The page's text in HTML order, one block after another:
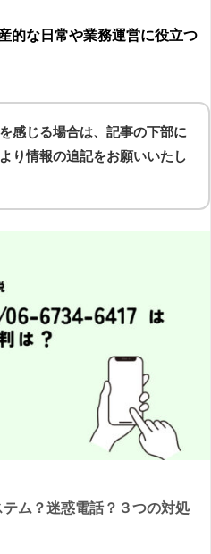
的な日常や業務運営に役立つ
感じる場合は、記事の下部に
より情報の追記をお願いいたし
ム？迷惑電話？３つの対処